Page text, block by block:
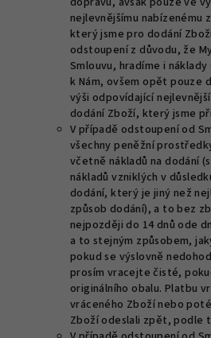
nejlevnějšímu nabízenému
který jsme pro dodání
odstoupení z důvodu, že
Smlouvu, hradíme i
k Nám, ovšem opět pouze
výši odpovídající
dodání Zboží, který jsme
V případě odstoupení od
všechny peněžní
včetně nákladů na dodání
nákladů vzniklých v
dodání, který je jiný než
způsob dodání), a to bez
nejpozději do 14 dnů ode
a to stejným způsobem,
pokud se výslovně
prosím vracejte čisté,
originálního obalu. Platbu
vráceného Zboží nebo
Zboží odeslali zpět, podle